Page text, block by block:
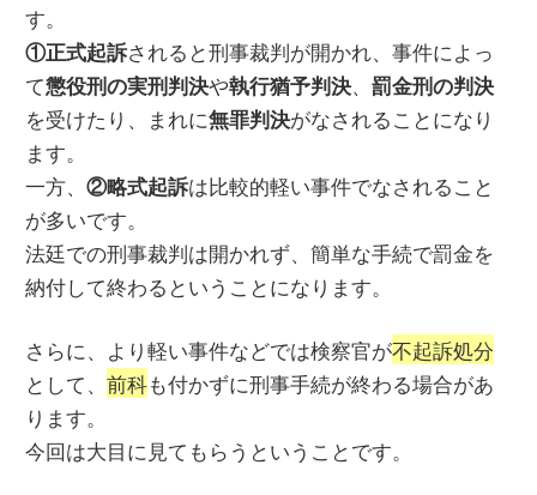
す。
①正式起訴されると刑事裁判が開かれ、事件によっ
て懲役刑の実刑判決や執行猶予判決、罰金刑の判決
を受けたり、まれに無罪判決がなされることになり
ます。
一方、②略式起訴は比較的軽い事件でなされること
が多いです。
法廷での刑事裁判は開かれず、簡単な手続で罰金を
納付して終わるということになります。
さらに、より軽い事件などでは検察官が不起訴処分
として、前科も付かずに刑事手続が終わる場合があ
ります。
今回は大目に見てもらうということです。